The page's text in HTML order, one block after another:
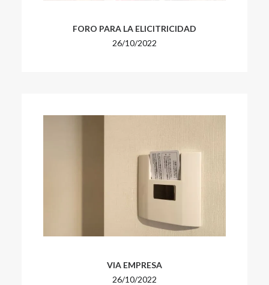
FORO PARA LA ELICITRICIDAD
26/10/2022
VIA EMPRESA
26/10/2022